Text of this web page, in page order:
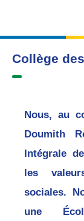
Collège
Nous, au
Doumith
Intégrale
les
sociales.
une